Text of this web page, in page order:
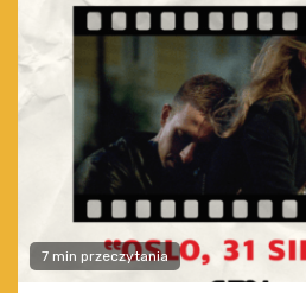
7 min przeczytania